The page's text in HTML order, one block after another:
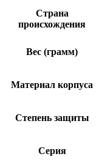
Страна
происхождения
Вес (грамм)
Материал корпуса
Степень защиты
Серия